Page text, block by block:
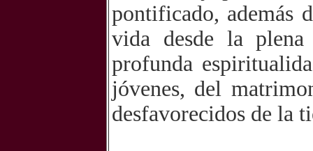
pontificado, además
vida desde la
profunda
jóvenes, del
desfavorecidos de la